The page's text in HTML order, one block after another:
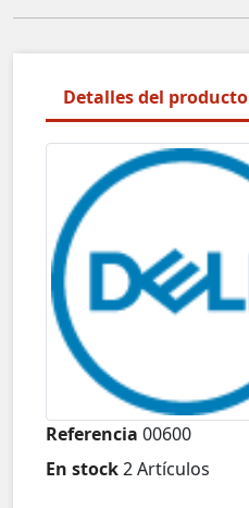
Detalles del producto
Referencia 00600
En stock2 Artículos